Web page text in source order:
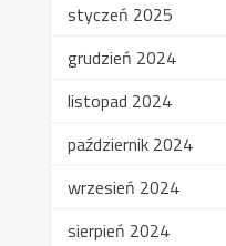
styczeń 2025
grudzień 2024
listopad 2024
październik 2024
wrzesień 2024
sierpień 2024